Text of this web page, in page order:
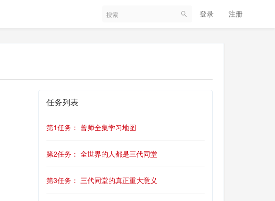
登录 注册
任务列表
第1任务： 曾师全集学习地图
第2任务： 全世界的人都是三代同堂
第3任务： 三代同堂的真正重大意义